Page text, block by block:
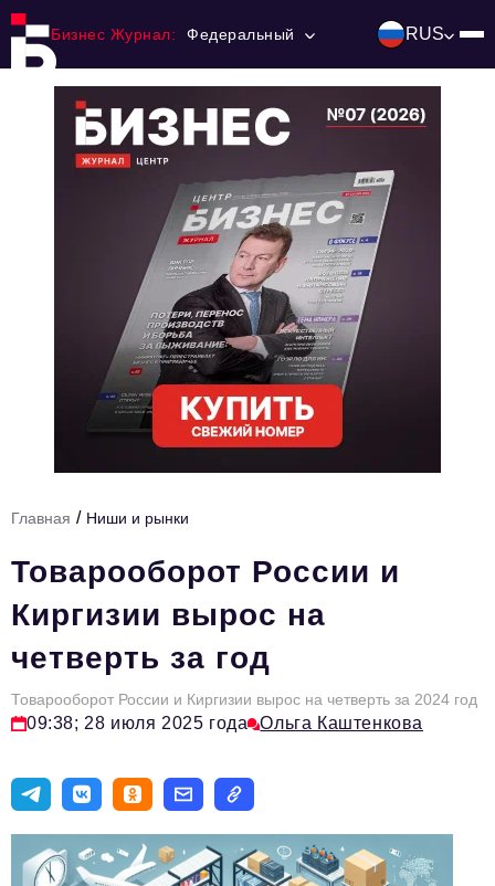
Бизнес Журнал: Федеральный RUS
Ниши и рынки
Технологии и тренды
HR
Персона номера
Юридический практикум
Стиль жизни
Импортозамещение
Эксперты
Главная / Ниши и рынки
Товарооборот России и
Киргизии вырос на
четверть за год
Товарооборот России и Киргизии вырос на четверть за 2024 год
09:38; 28 июля 2025 года Ольга Каштенкова